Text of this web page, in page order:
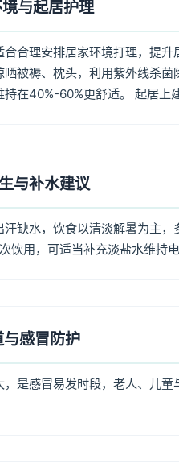
与起居护理
合理安排居家环境打理，提
晒被褥、枕头，利用紫外线杀
在40%-60%更舒适。 起居上
与补水建议
汗缺水，饮食以清淡解暑为主
饮用，可适当补充淡盐水维持电
感冒防护
，是感冒易发时段，老人、儿